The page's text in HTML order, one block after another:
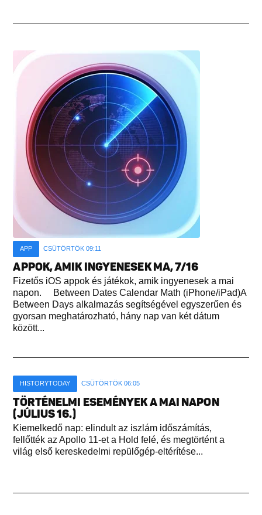
APP CSÜTÖRTÖK 09:11
APPOK, AMIK INGYENESEK MA, 7/16
Fizetős iOS appok és játékok, amik ingyenesek a mai
napon. Between Dates Calendar Math (iPhone/iPad)A
Between Days alkalmazás segítségével egyszerűen és
gyorsan meghatározható, hány nap van két dátum
között...
HISTORYTODAY CSÜTÖRTÖK 06:05
TÖRTÉNELMI ESEMÉNYEK A MAI NAPON
(JÚLIUS 16.)
Kiemelkedő nap: elindult az iszlám időszámítás,
fellőtték az Apollo 11-et a Hold felé, és megtörtént a
világ első kereskedelmi repülőgép-eltérítése...